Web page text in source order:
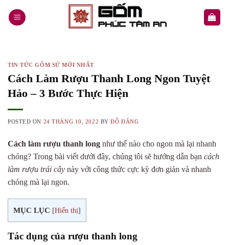
TIN TỨC GỐM SỨ MỚI NHẤT
Cách Làm Rượu Thanh Long Ngon Tuyệt
Hảo – 3 Bước Thực Hiện
POSTED ON 24 THÁNG 10, 2022 BYĐỖ ĐĂNG
Cách làm rượu thanh long như thế nào cho ngon mà lại nhanh
chóng? Trong bài viết dưới đây, chúng tôi sẽ hướng dẫn bạn cách
làm rượu trái cây này với công thức cực kỳ đơn giản và nhanh
chóng mà lại ngon.
MỤC LỤC [Hiển thị]
Tác dụng của rượu thanh long